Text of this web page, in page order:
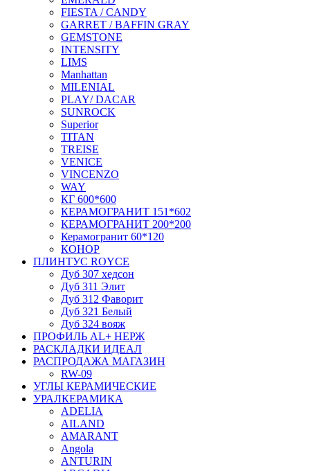
FIESTA / CANDY
GARRET / BAFFIN GRAY
GEMSTONE
INTENSITY
LIMS
Manhattan
MILENIAL
PLAY/ DACAR
SUNROCK
Superior
TITAN
TREISE
VENICE
VINCENZO
WAY
КГ 600*600
КЕРАМОГРАНИТ 151*602
КЕРАМОГРАНИТ 200*200
Керамогранит 60*120
КОНОР
ПЛИНТУС ROYCE
Дуб 307 хедсон
Дуб 311 Элит
Дуб 312 Фаворит
Дуб 321 Белый
Дуб 324 вояж
ПРОФИЛЬ AL+ НЕРЖ
РАСКЛАДКИ ИДЕАЛ
РАСПРОДАЖА МАГАЗИН
RW-09
УГЛЫ КЕРАМИЧЕСКИЕ
УРАЛКЕРАМИКА
ADELIA
AILAND
AMARANT
Angola
ANTURIN